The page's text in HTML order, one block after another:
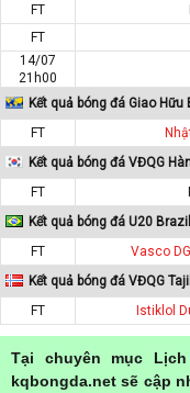
FT
FT
14/07
21h00
Kết quả bóng đá Giao Hữu
FT
Kết quả bóng đá VĐQG
FT
Kết quả bóng đá U20 Brazil
FT
Vasco
Kết quả bóng đá VĐQG
FT
Istiklol
Tại chuyên mục
kqbongda.net sẽ cập